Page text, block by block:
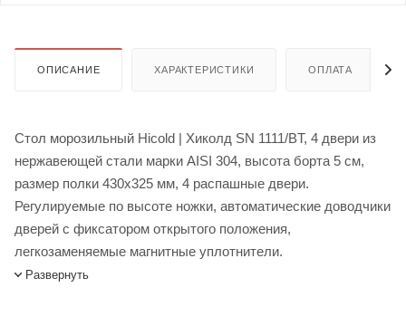
ОПИСАНИЕ ХАРАКТЕРИСТИКИ ОПЛАТА
Стол морозильный Hicold | Хиколд SN 1111/BT, 4 двери из
нержавеющей стали марки AISI 304, высота борта 5 см,
размер полки 430х325 мм, 4 распашные двери.
Регулируемые по высоте ножки, автоматические доводчики
дверей с фиксатором открытого положения,
легкозаменяемые магнитные уплотнители.
Развернуть